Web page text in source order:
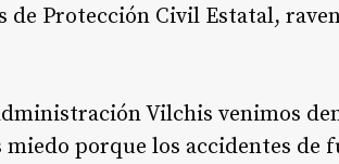
Protección Civil Estatal,
Vilchis venimos
porque los accidentes de